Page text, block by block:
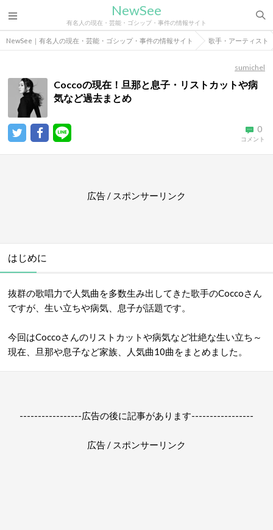
NewSee
有名人の現在・芸能・ゴシップ・事件の情報サイト
NewSee｜有名人の現在・芸能・ゴシップ・事件の情報サイト 歌手・アーティスト
sumichel
Coccoの現在！旦那と息子・リストカットや病
気など過去まとめ
0
コメント
広告 / スポンサーリンク
はじめに
抜群の歌唱力で人気曲を多数生み出してきた歌手のCoccoさん
ですが、生い立ちや病気、息子が話題です。
今回はCoccoさんのリストカットや病気など壮絶な生い立ち～
現在、旦那や息子など家族、人気曲10曲をまとめました。
-----------------広告の後に記事があります-----------------
広告 / スポンサーリンク